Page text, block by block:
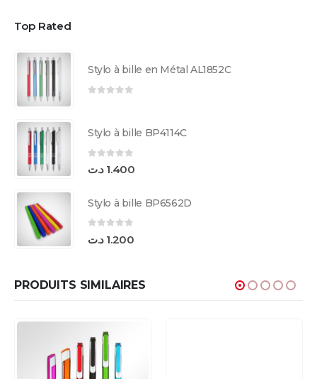
Top Rated
Stylo à bille en Métal AL1852C
Stylo à bille BP4114C
1.400 د.ت
Stylo à bille BP6562D
1.200 د.ت
PRODUITS SIMILAIRES